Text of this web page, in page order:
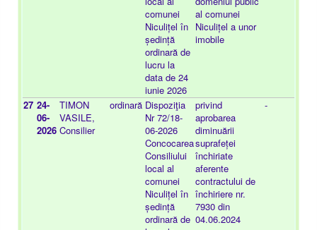
comunei
Niculițel în
ședință
ordinară de
lucru la
data de 24
iunie 2026
al comunei
Niculițel a unor
imobile
27 24-
06-
2026
TIMON
VASILE,
Consilier
ordinară Dispoziţia
Nr 72/18-
06-2026
Concocarea
Consiliului
local al
comunei
Niculițel în
ședință
ordinară de
privind
aprobarea
diminuării
suprafeței
închiriate
aferente
contractului de
închiriere nr.
7930 din
04.06.2024
-